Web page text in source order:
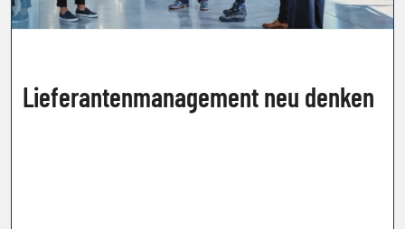
Lieferantenmanagement neu denken